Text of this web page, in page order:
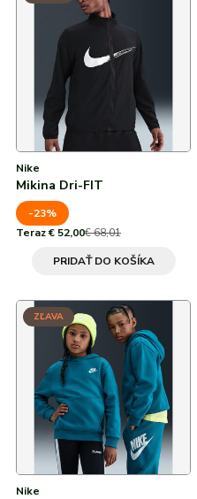
adidas Nike
Všetky značky
Všetky značky
Od najvyššej zľavy
Modrá
S
M
L
XL
32
36
38
170
Recyklovaný polyester
Viskóza
Nike
Mikina Dri-FIT
-23%
Teraz € 52,00€ 68,01
PRIDAŤ DO KOŠÍKA
ZĽAVA
Nike